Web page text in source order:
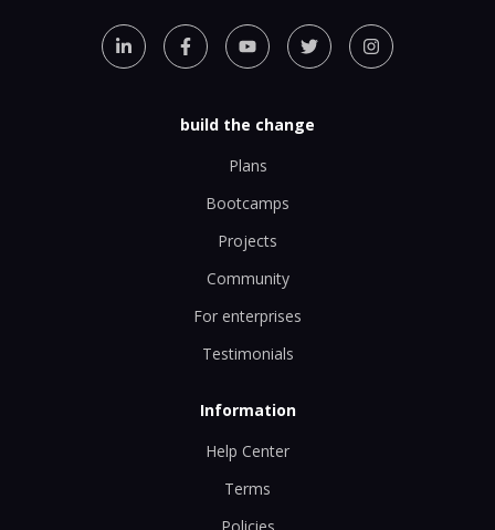
build the change
Plans
Bootcamps
Projects
Community
For enterprises
Testimonials
Information
Help Center
Terms
Policies